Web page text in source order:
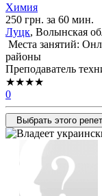
Химия
250 грн. за 60 мин.
Луцк, Волынская
Места занятий:
районы
Преподаватель
★★★★
0
Выбрать этого